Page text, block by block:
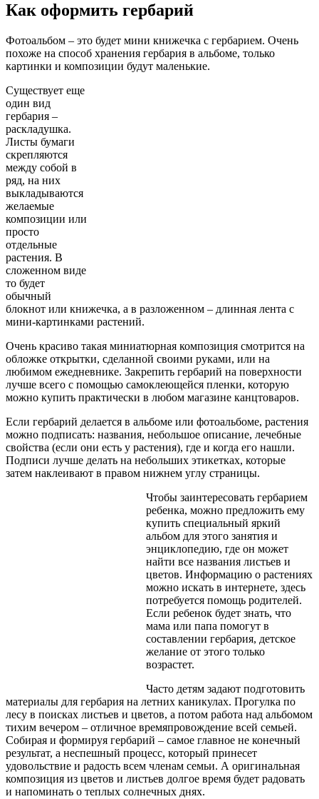
Как оформить гербарий
Фотоальбом – это будет мини книжечка с гербарием. Очень
похоже на способ хранения гербария в альбоме, только
картинки и композиции будут маленькие.
Существует еще
один вид
гербария –
раскладушка.
Листы бумаги
скрепляются
между собой в
ряд, на них
выкладываются
желаемые
композиции или
просто
отдельные
растения. В
сложенном виде
то будет
обычный
блокнот или книжечка, а в разложенном – длинная лента с
мини-картинками растений.
Очень красиво такая миниатюрная композиция смотрится на
обложке открытки, сделанной своими руками, или на
любимом ежедневнике. Закрепить гербарий на поверхности
лучше всего с помощью самоклеющейся пленки, которую
можно купить практически в любом магазине канцтоваров.
Если гербарий делается в альбоме или фотоальбоме, растения
можно подписать: названия, небольшое описание, лечебные
свойства (если они есть у растения), где и когда его нашли.
Подписи лучше делать на небольших этикетках, которые
затем наклеивают в правом нижнем углу страницы.
Чтобы заинтересовать гербарием
ребенка, можно предложить ему
купить специальный яркий
альбом для этого занятия и
энциклопедию, где он может
найти все названия листьев и
цветов. Информацию о растениях
можно искать в интернете, здесь
потребуется помощь родителей.
Если ребенок будет знать, что
мама или папа помогут в
составлении гербария, детское
желание от этого только
возрастет.
Часто детям задают подготовить
материалы для гербария на летних каникулах. Прогулка по
лесу в поисках листьев и цветов, а потом работа над альбомом
тихим вечером – отличное времяпровождение всей семьей.
Собирая и формируя гербарий – самое главное не конечный
результат, а неспешный процесс, который принесет
удовольствие и радость всем членам семьи. А оригинальная
композиция из цветов и листьев долгое время будет радовать
и напоминать о теплых солнечных днях.